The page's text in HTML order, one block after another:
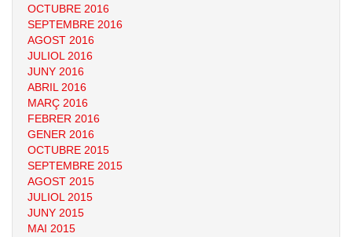
OCTUBRE 2016
SEPTEMBRE 2016
AGOST 2016
JULIOL 2016
JUNY 2016
ABRIL 2016
MARÇ 2016
FEBRER 2016
GENER 2016
OCTUBRE 2015
SEPTEMBRE 2015
AGOST 2015
JULIOL 2015
JUNY 2015
MAI 2015